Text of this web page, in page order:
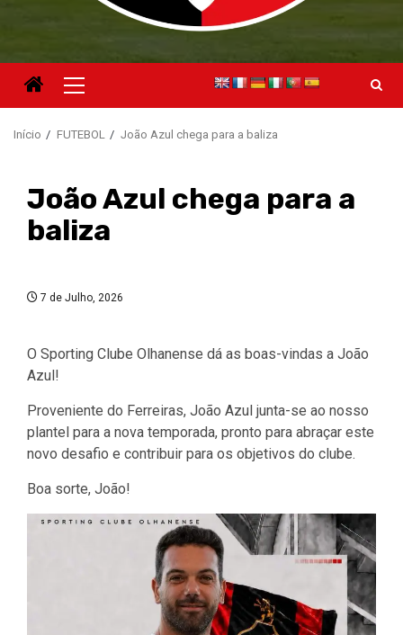
Menu
principal
Início FUTEBOL João Azul chega para a baliza
João Azul chega para a
baliza
7 de Julho, 2026
O Sporting Clube Olhanense dá as boas-vindas a João
Azul!
Proveniente do Ferreiras, João Azul junta-se ao nosso
plantel para a nova temporada, pronto para abraçar este
novo desafio e contribuir para os objetivos do clube.
Boa sorte, João!